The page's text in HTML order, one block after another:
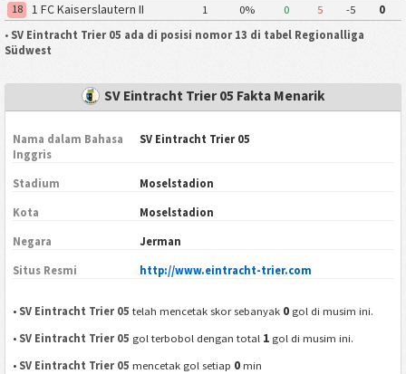
18
1 FC Kaiserslautern II 1 0% 0 5 -5
0
• SV Eintracht Trier 05 ada di posisi nomor 13 di tabel Regionalliga
Südwest
SV Eintracht Trier 05 Fakta Menarik
Nama dalam Bahasa
Inggris
SV Eintracht Trier 05
Stadium Moselstadion
Kota Moselstadion
Negara Jerman
Situs Resmi http://www.eintracht-trier.com
• SV Eintracht Trier 05 telah mencetak skor sebanyak 0 gol di musim ini.
• SV Eintracht Trier 05 gol terbobol dengan total 1 gol di musim ini.
• SV Eintracht Trier 05 mencetak gol setiap 0 min